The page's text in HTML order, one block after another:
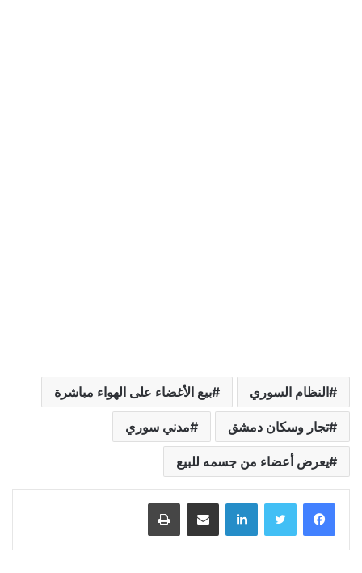
النظام السوري بيع الأغضاء على الهواء مباشرة
تجار وسكان دمشق مدني سوري
يعرض أعضاء من جسمه للبيع
لينكدإن